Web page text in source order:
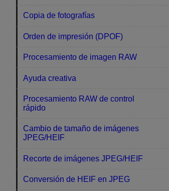
Copia de fotografías
Orden de impresión (DPOF)
Procesamiento de imagen RAW
Ayuda creativa
Procesamiento RAW de control
rápido
Cambio de tamaño de imágenes
JPEG/HEIF
Recorte de imágenes JPEG/HEIF
Conversión de HEIF en JPEG